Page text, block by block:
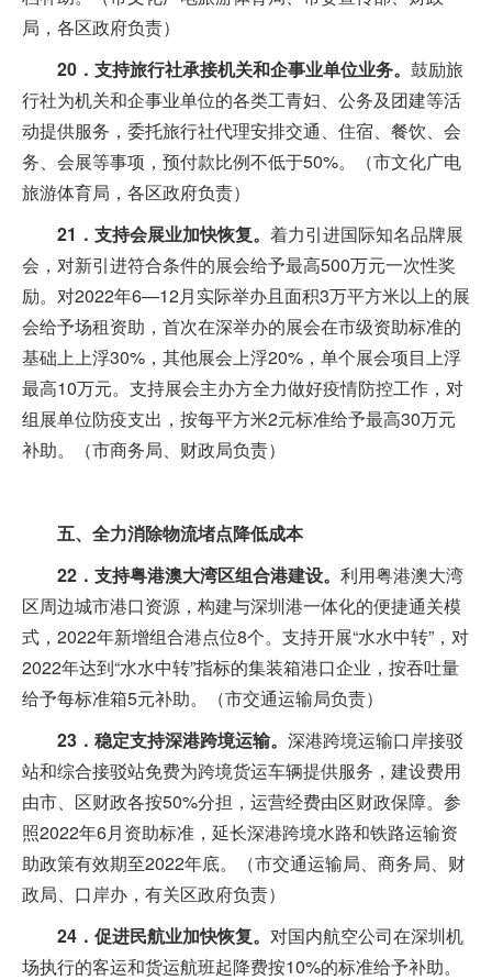
局，各区政府负责）
20．支持旅行社承接机关和企事业单位业务。 鼓励旅
行社为机关和企事业单位的各类工青妇、公务及团建等活
动提供服务，委托旅行社代理安排交通、住宿、餐饮、会
务、会展等事项，预付款比例不低于50%。（市文化广电
旅游体育局，各区政府负责）
21．支持会展业加快恢复。 着力引进国际知名品牌展
会，对新引进符合条件的展会给予最高500万元一次性奖
励。对2022年6—12月实际举办且面积3万平方米以上的展
会给予场租资助，首次在深举办的展会在市级资助标准的
基础上上浮30%，其他展会上浮20%，单个展会项目上浮
最高10万元。支持展会主办方全力做好疫情防控工作，对
组展单位防疫支出，按每平方米2元标准给予最高30万元
补助。（市商务局、财政局负责）
五、全力消除物流堵点降低成本
22．支持粤港澳大湾区组合港建设。 利用粤港澳大湾
区周边城市港口资源，构建与深圳港一体化的便捷通关模
式，2022年新增组合港点位8个。支持开展“水水中转”，对
2022年达到“水水中转”指标的集装箱港口企业，按吞吐量
给予每标准箱5元补助。（市交通运输局负责）
23．稳定支持深港跨境运输。 深港跨境运输口岸接驳
站和综合接驳站免费为跨境货运车辆提供服务，建设费用
由市、区财政各按50%分担，运营经费由区财政保障。参
照2022年6月资助标准，延长深港跨境水路和铁路运输资
助政策有效期至2022年底。（市交通运输局、商务局、财
政局、口岸办，有关区政府负责）
24．促进民航业加快恢复。 对国内航空公司在深圳机
场执行的客运和货运航班起降费按10%的标准给予补助。